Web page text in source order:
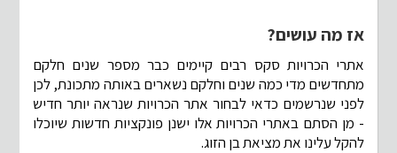
אז מה עושים?
אתרי הכרויות סקס רבים קיימים כבר מספר שנים חלקם
מתחדשים מדי כמה שנים וחלקם נשארים באותה מתכונת, לכן
לפני שנרשמים כדאי לבחור אתר הכרויות שנראה יותר חדיש
- מן הסתם באתרי הכרויות אלו ישנן פונקציות חדשות שיוכלו
להקל עלינו את מציאת בן הזוג.